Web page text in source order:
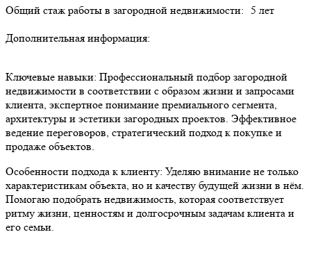
Общий стаж работы в загородной недвижимости: 5 лет
Дополнительная информация:
Ключевые навыки: Профессиональный подбор загородной
недвижимости в соответствии с образом жизни и запросами
клиента, экспертное понимание премиального сегмента,
архитектуры и эстетики загородных проектов. Эффективное
ведение переговоров, стратегический подход к покупке и
продаже объектов.
Особенности подхода к клиенту: Уделяю внимание не только
характеристикам объекта, но и качеству будущей жизни в нём.
Помогаю подобрать недвижимость, которая соответствует
ритму жизни, ценностям и долгосрочным задачам клиента и
его семьи.